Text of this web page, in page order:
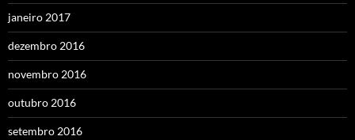
janeiro 2017
dezembro 2016
novembro 2016
outubro 2016
setembro 2016